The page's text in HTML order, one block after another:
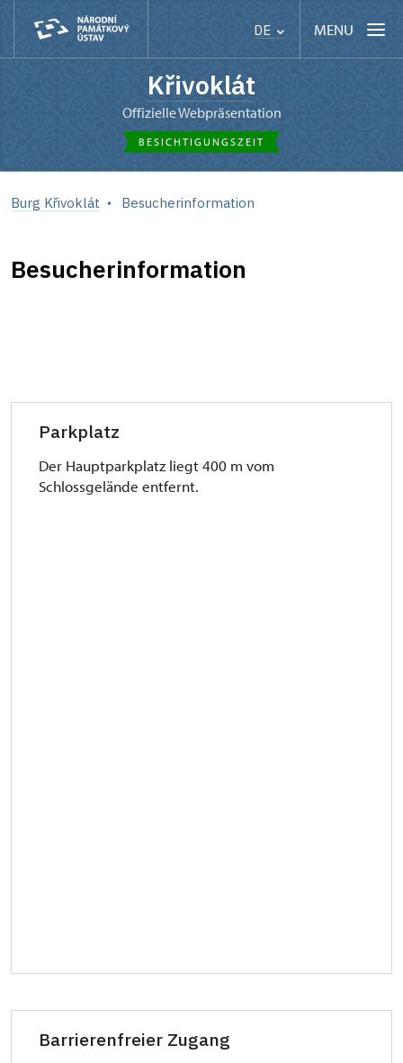
DE MENU
Křivoklát
Offizielle Webpräsentation
BESICHTIGUNGSZEIT
Burg Křivoklát Besucherinformation
Besucherinformation
Parkplatz
Der Hauptparkplatz liegt 400 m vom
Schlossgelände entfernt.
Barrierenfreier Zugang